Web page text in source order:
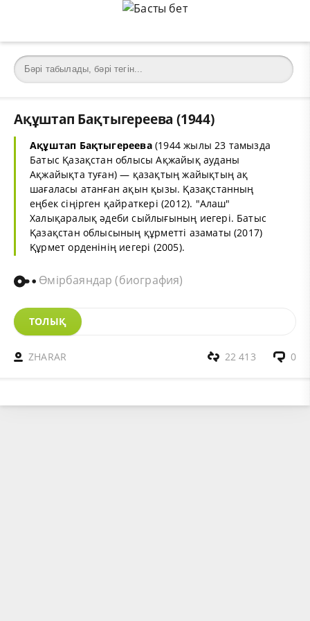
Ақұштап Бақтыгереева (1944)
Ақұштап Бақтыгереева(1944 жылы 23 тамызда
Батыс Қазақстан облысы Ақжайық ауданы
Ақжайықта туған) — қазақтың жайықтың ақ
шағаласы атанған ақын қызы. Қазақстанның
еңбек сіңірген қайраткері (2012). "Алаш"
Халықаралық әдеби сыйлығының иегері. Батыс
Қазақстан облысының құрметті азаматы (2017)
Құрмет орденінің иегері (2005).
Өмірбаяндар (биография)
ТОЛЫҚ
ZHARAR 0
22 413